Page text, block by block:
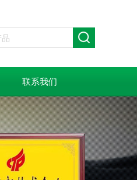
联系我们